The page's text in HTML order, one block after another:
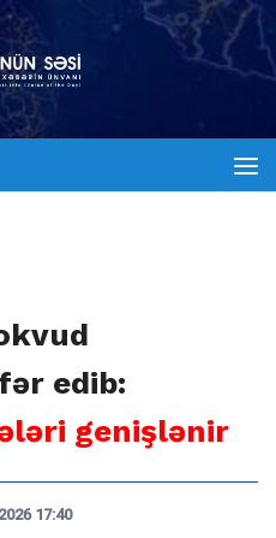
edib:
genişlənir
17:40